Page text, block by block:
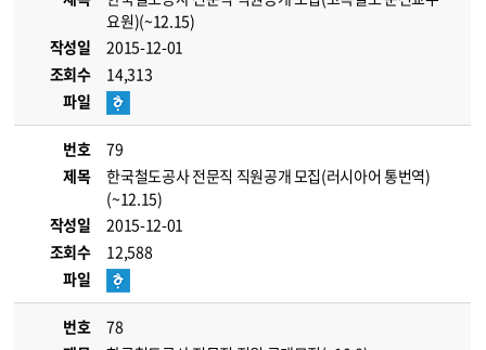
요원)(~12.15)
작성일
2015-12-01
조회수
14,313
파일
번호
79
제목
한국철도공사 전문직 직원공개 모집(러시아어 통번역)
(~12.15)
작성일
2015-12-01
조회수
12,588
파일
번호
78